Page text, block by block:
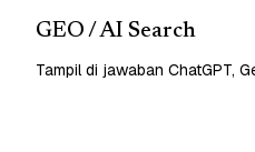
GEO / AI Search
Tampil di jawaban ChatGPT,